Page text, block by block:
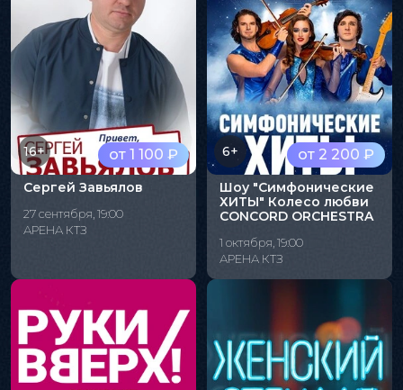
от 1 100 ₽
16+
Сергей Завьялов
27 сентября, 19:00
АРЕНА КТЗ
от 2 200 ₽
6+
Шоу "Симфонические
ХИТЫ" Колесо любви
CONCORD ORCHESTRA
1 октября, 19:00
АРЕНА КТЗ